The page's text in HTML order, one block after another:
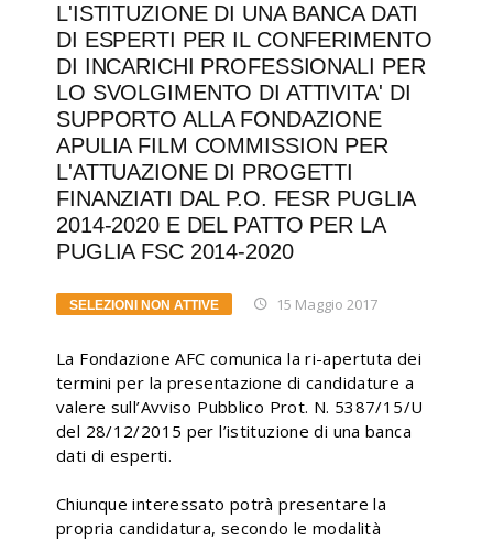
L'ISTITUZIONE DI UNA BANCA DATI
DI ESPERTI PER IL CONFERIMENTO
DI INCARICHI PROFESSIONALI PER
LO SVOLGIMENTO DI ATTIVITA' DI
SUPPORTO ALLA FONDAZIONE
APULIA FILM COMMISSION PER
L'ATTUAZIONE DI PROGETTI
FINANZIATI DAL P.O. FESR PUGLIA
2014-2020 E DEL PATTO PER LA
PUGLIA FSC 2014-2020
SELEZIONI NON ATTIVE 15 Maggio 2017
La Fondazione AFC comunica la ri-apertuta dei
termini per la presentazione di candidature a
valere sull’Avviso Pubblico Prot. N. 5387/15/U
del 28/12/2015 per l’istituzione di una banca
dati di esperti.
Chiunque interessato potrà presentare la
propria candidatura, secondo le modalità